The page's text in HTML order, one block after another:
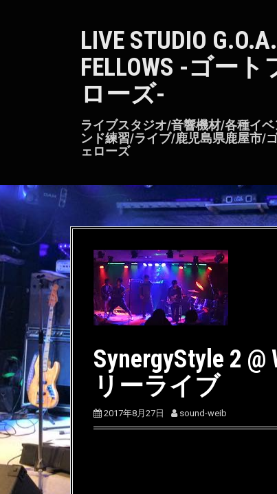
LIVE STUDIO
FELLOWS -ゴート
ローズ-
ライブスタジオ/音響機材/各種イ
ンド練習/ライブ/鹿児島県鹿屋市/
ェローズ
SynergyStyle 2
リーライブ
2017年8月27日 sound-weib